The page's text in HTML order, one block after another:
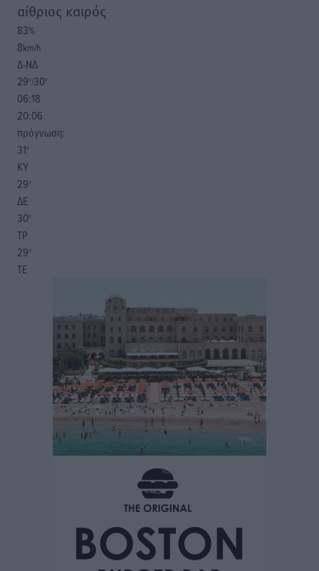
αίθριος καιρός
83%
8km/h
Δ-ΝΔ
29°/30°
06:18
20:06
πρόγνωση:
31°
ΚΥ
29°
ΔΕ
30°
ΤΡ
29°
ΤΕ